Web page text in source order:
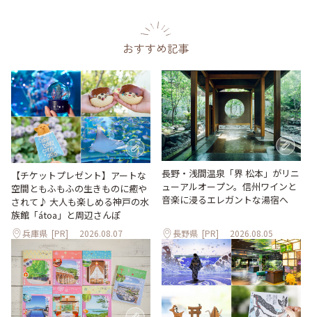
おすすめ記事
【チケットプレゼント】アートな
空間ともふもふの生きものに癒や
されて♪ 大人も楽しめる神戸の水
族館「átoa」と周辺さんぽ
兵庫県 [PR] 2026.08.07
長野・浅間温泉「界 松本」がリニ
ューアルオープン。信州ワインと
音楽に浸るエレガントな湯宿へ
長野県 [PR] 2026.08.05